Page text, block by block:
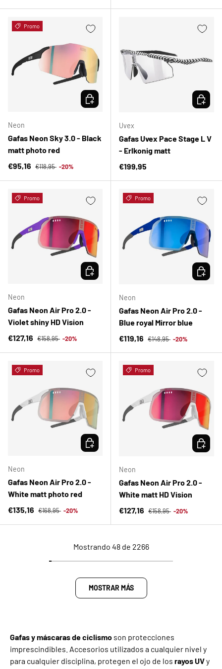
Promo
Neon
Gafas Neon Sky 3.0 - Black
matt photo red
Precio de venta
€95,16 Precio normal
€118,95 -20%
ELEGIR OPCIONES
Uvex
Gafas Uvex Pace Stage L V
- Erlkonig matt
Precio normal
€199,95
ELEGIR
Promo
Neon
Gafas Neon Air Pro 2.0 -
Violet shiny HD Vision
Precio de venta
€127,16 Precio normal
€158,95 -20%
ELEGIR OPCIONES
Promo
Neon
Gafas Neon Air Pro 2.0 -
Blue royal Mirror blue
Precio de venta
€119,16 Precio normal
€148,95 -20%
ELEGIR
Promo
Neon
Gafas Neon Air Pro 2.0 -
White matt photo red
Precio de venta
€135,16 Precio normal
€168,95 -20%
ELEGIR OPCIONES
Promo
Neon
Gafas Neon Air Pro 2.0 -
White matt HD Vision
Precio de venta
€127,16 Precio normal
€158,95 -20%
ELEGIR
Mostrando 48 de 2266
MOSTRAR MÁS
Gafas y máscaras de ciclismo son protecciones
imprescindibles. Accesorios utilizados a cualquier nivel y
para cualquier disciplina, protegen el ojo de los rayos UVy